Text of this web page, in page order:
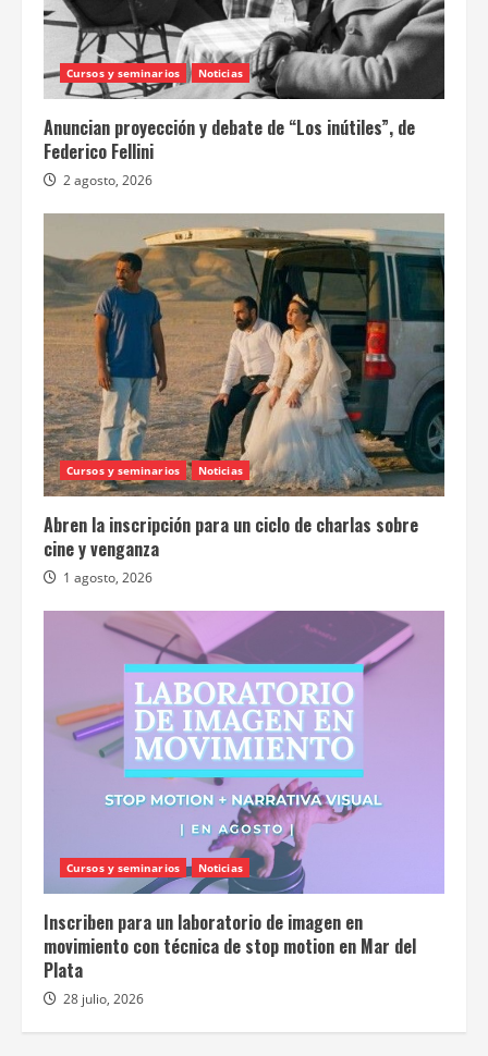
Cursos y seminarios Noticias
Anuncian proyección y debate de “Los inútiles”, de
Federico Fellini
2 agosto, 2026
Cursos y seminarios Noticias
Abren la inscripción para un ciclo de charlas sobre
cine y venganza
1 agosto, 2026
Cursos y seminarios Noticias
Inscriben para un laboratorio de imagen en
movimiento con técnica de stop motion en Mar del
Plata
28 julio, 2026